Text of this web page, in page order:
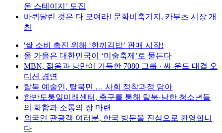
온 스테이지’ 모집
바퀴달린 것은 다 모여라! 문화비축기지, 카부츠 시장 개
최
'쌀 소비 촉진 위해 ‘한끼김밥’ 판매 시작!
올 가을은 대한민국이 ‘미술축제’로 물든다
MBN, 젊음과 낭만이 가득한 7080 그룹 · 싸-운드 대결 오
디션 경연
탈북 예술인, 탈북민 … 사회 정착과정 담아
한반도통일미래센터, 축구를 통해 탈북·남한 청소년들
의 화합과 소통의 장 마련
외국인 관광객 여러분, 한국 방문을 진심으로 환영합니
다